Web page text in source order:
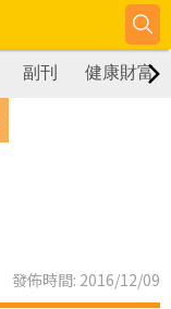
副刊 健康財富
發佈時間: 2016/12/09